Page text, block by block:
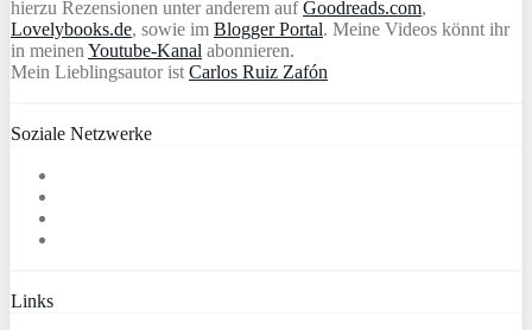
hierzu Rezensionen unter anderem aufGoodreads.com,
Lovelybooks.de, sowie im Blogger Portal. Meine Videos könnt ihr
in meinen Youtube-Kanal abonnieren.
Mein Lieblingsautor ist Carlos Ruiz Zafón
Soziale Netzwerke
Links